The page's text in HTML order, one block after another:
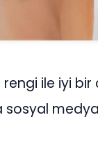
ile iyi bir
sosyal